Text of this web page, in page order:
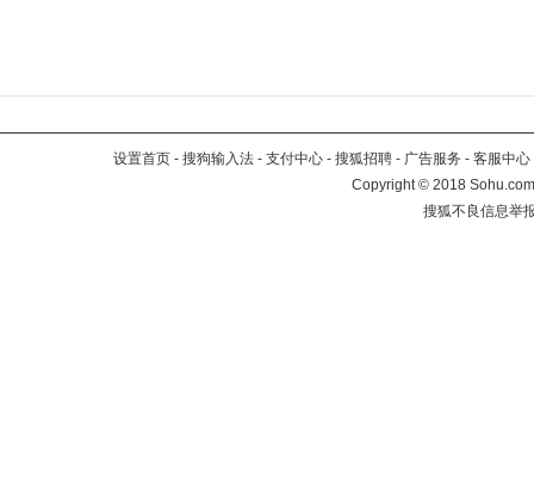
设置首页 - 搜狗输入法 - 支付中心 - 搜狐招聘 - 广告服务 - 客服中心
Copyright©2018
搜狐不良信息举